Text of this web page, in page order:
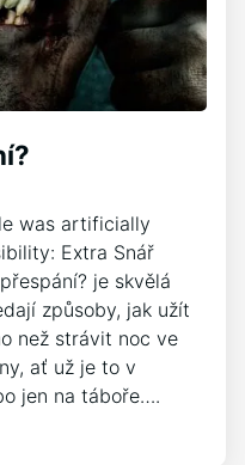
was artificially
Extra Snář
je skvělá
způsoby, jak užít
než strávit noc ve
ať už je to v
jen na táboře….